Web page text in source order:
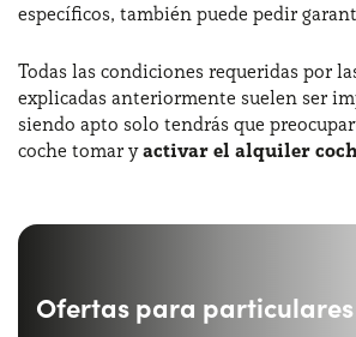
específicos, también puede pedir
Todas las condiciones requeridas por
explicadas anteriormente suelen ser
siendo apto solo tendrás que
coche tomar yactivar el alquiler
Ofertas para particulares